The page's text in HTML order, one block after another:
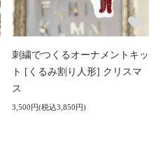
刺繍でつくるオーナメントキッ
ト [くるみ割り人形] クリスマ
ス
3,500円(税込3,850円)